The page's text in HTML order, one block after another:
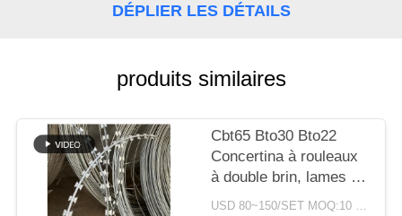
UN DEVIS
PLAN
DU
SITE
DÉPLIER LES DÉTAILS
produits similaires
Cbt65 Bto30 Bto22
Concertina à rouleaux
à double brin, lames de
rasoir, fil barbelé
USD 80~150/SET MOQ:10 tonnes